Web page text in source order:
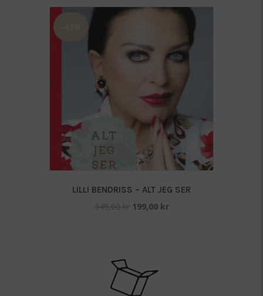
-43%
LILLI BENDRISS – ALT JEG SER
349,00kr Opprinnelig
199,00 krNåværende